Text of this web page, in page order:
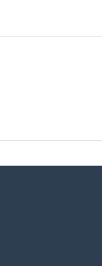
مصر منذ 55 دقيقة